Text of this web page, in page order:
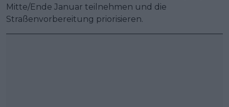
Mitte/Ende Januar teilnehmen und die
Straßenvorbereitung priorisieren.